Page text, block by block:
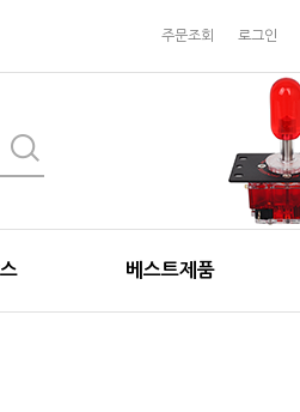
주문조회 로그인
베스트제품